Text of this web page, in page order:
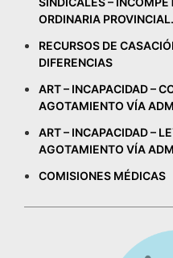
ORDINARIA PROVINCIAL.
RECURSOS DE
DIFERENCIAS
ART – INCAPACIDAD –
AGOTAMIENTO VÍA
ART – INCAPACIDAD –
AGOTAMIENTO VÍA
COMISIONES MÉDICAS